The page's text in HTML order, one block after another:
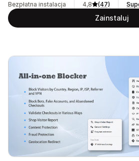
Bezpłatna instalacja
4,8
(47)
Zainstaluj